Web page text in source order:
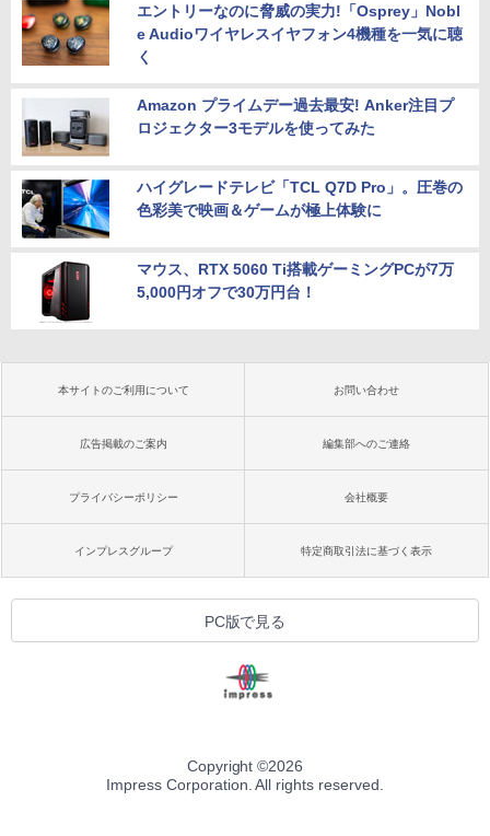
エントリーなのに脅威の実力!「Osprey」Nobl
e Audioワイヤレスイヤフォン4機種を一気に聴
く
Amazon プライムデー過去最安! Anker注目プ
ロジェクター3モデルを使ってみた
ハイグレードテレビ「TCL Q7D Pro」。圧巻の
色彩美で映画＆ゲームが極上体験に
マウス、RTX 5060 Ti搭載ゲーミングPCが7万
5,000円オフで30万円台！
本サイトのご利用について お問い合わせ
広告掲載のご案内 編集部へのご連絡
プライバシーポリシー 会社概要
インプレスグループ 特定商取引法に基づく表示
PC版で見る
Copyright ©2026
Impress Corporation. All rights reserved.